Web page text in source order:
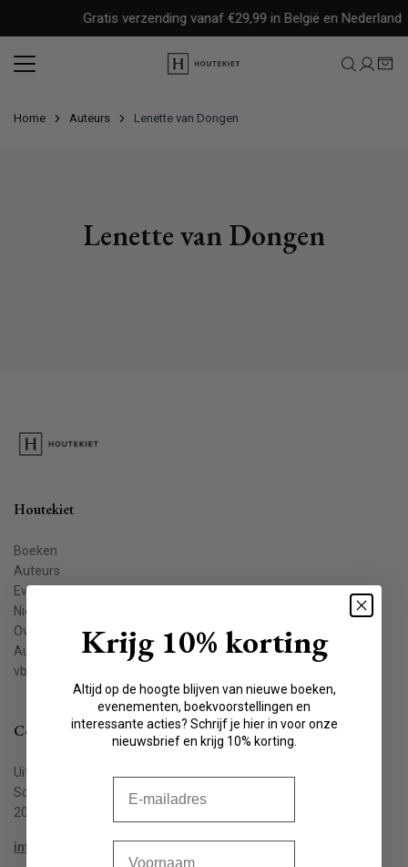
content
Gratis verzending vanaf €29,99 in België en Nederland
Home Auteurs Lenette van Dongen
Lenette van Dongen
Houtekiet
Boeken
Auteurs
Evenementen
Nieuws
Over ons
Auteur worden
vbkbelgie.be
Contact
Uitgeverij Houtekiet
Schaliënstraat 1, bus 11
2000 Antwerpen
info@houtekiet.be
Krijg 10% korting
Altijd op de hoogte blijven van nieuwe boeken,
evenementen, boekvoorstellingen en
interessante acties? Schrijf je hier in voor onze
nieuwsbrief en krijg 10% korting.